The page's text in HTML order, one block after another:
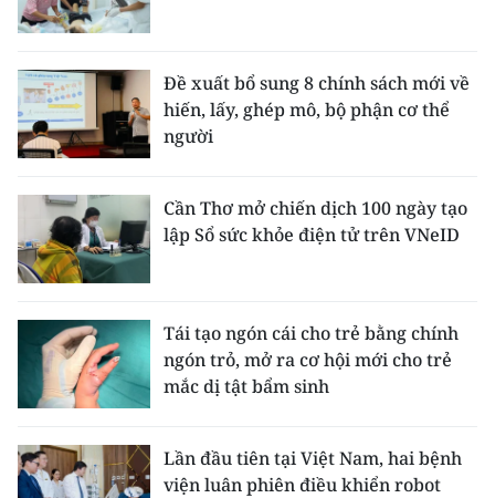
Đề xuất bổ sung 8 chính sách mới về
hiến, lấy, ghép mô, bộ phận cơ thể
người
Cần Thơ mở chiến dịch 100 ngày tạo
lập Sổ sức khỏe điện tử trên VNeID
Tái tạo ngón cái cho trẻ bằng chính
ngón trỏ, mở ra cơ hội mới cho trẻ
mắc dị tật bẩm sinh
Lần đầu tiên tại Việt Nam, hai bệnh
viện luân phiên điều khiển robot